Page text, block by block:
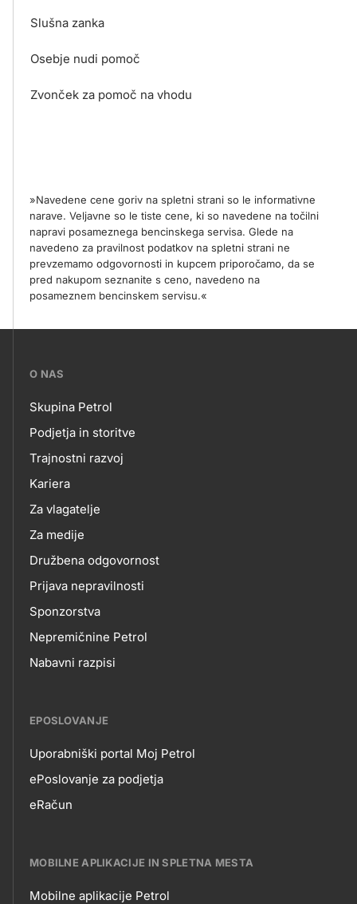
Slušna zanka
Osebje nudi pomoč
Zvonček za pomoč na vhodu
»Navedene cene goriv na spletni strani so le informativne
narave. Veljavne so le tiste cene, ki so navedene na točilni
napravi posameznega bencinskega servisa. Glede na
navedeno za pravilnost podatkov na spletni strani ne
prevzemamo odgovornosti in kupcem priporočamo, da se
pred nakupom seznanite s ceno, navedeno na
posameznem bencinskem servisu.«
???
skupno.footer-
title???
O NAS
O
NAS
Skupina Petrol
Podjetja in storitve
Trajnostni razvoj
Kariera
Za vlagatelje
Za medije
Družbena odgovornost
Prijava nepravilnosti
Sponzorstva
Nepremičnine Petrol
Nabavni razpisi
EPOSLOVANJE
EPOSLOVANJE
Uporabniški portal Moj Petrol
ePoslovanje za podjetja
eRačun
MOBILNE APLIKACIJE IN SPLETNA MESTA
Mobilne aplikacije Petrol